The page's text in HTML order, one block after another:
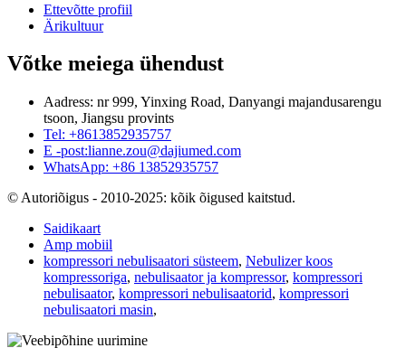
Ettevõtte profiil
Ärikultuur
Võtke meiega ühendust
Aadress: nr 999, Yinxing Road, Danyangi majandusarengu
tsoon, Jiangsu provints
Tel: +8613852935757
E -post:lianne.zou@dajiumed.com
WhatsApp: +86 13852935757
© Autoriõigus - 2010-2025: kõik õigused kaitstud.
Saidikaart
Amp mobiil
kompressori nebulisaatori süsteem, Nebulizer koos
kompressoriga, nebulisaator ja kompressor, kompressori
nebulisaator, kompressori nebulisaatorid, kompressori
nebulisaatori masin,